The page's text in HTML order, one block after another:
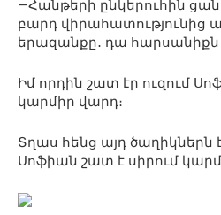
—Հանթերի ընկերուհին
բարդ վիրահատությունից
երազանքը․ դա հարսանիքն
Իմ որդին շատ էր ուզում
կարմիր վարդ։
Տղաս հենց այդ ծաղիկներն
Սոֆիան շատ է սիրում